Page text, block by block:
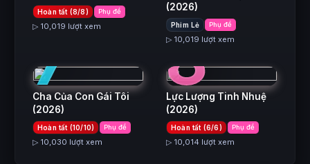
Hoàn tất (8/8) Phụ đề
▷ 10,019 lượt xem
(2026)
Phim Lẻ Phụ đề
▷ 10,019 lượt xem
7
Cha Của Con Gái Tôi
(2026)
Hoàn tất (10/10) Phụ đề
▷ 10,030 lượt xem
8
Lực Lượng Tinh Nhuệ
(2026)
Hoàn tất (6/6) Phụ đề
▷ 10,014 lượt xem